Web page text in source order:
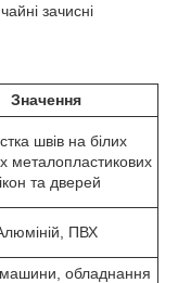
зачисні
Значення
швів на білих
металопластикових
та дверей
ПВХ
машини, обладнання